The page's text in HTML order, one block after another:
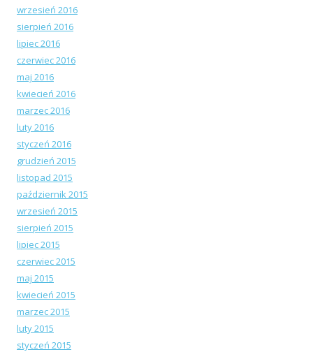
wrzesień 2016
sierpień 2016
lipiec 2016
czerwiec 2016
maj 2016
kwiecień 2016
marzec 2016
luty 2016
styczeń 2016
grudzień 2015
listopad 2015
październik 2015
wrzesień 2015
sierpień 2015
lipiec 2015
czerwiec 2015
maj 2015
kwiecień 2015
marzec 2015
luty 2015
styczeń 2015